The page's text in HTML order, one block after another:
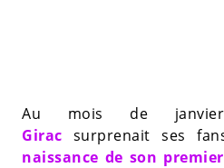
Au mois de
Girac surprenait ses
naissance de son